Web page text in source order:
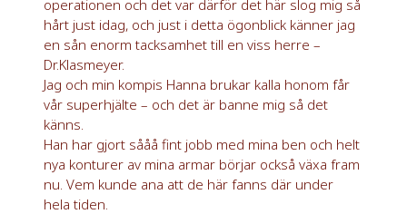
operationen och det var därför det här slog mig så
hårt just idag, och just i detta ögonblick känner jag
en sån enorm tacksamhet till en viss herre –
Dr.Klasmeyer.
Jag och min kompis Hanna brukar kalla honom får
vår superhjälte – och det är banne mig så det
känns.
Han har gjort sååå fint jobb med mina ben och helt
nya konturer av mina armar börjar också växa fram
nu. Vem kunde ana att de här fanns där under
hela tiden.